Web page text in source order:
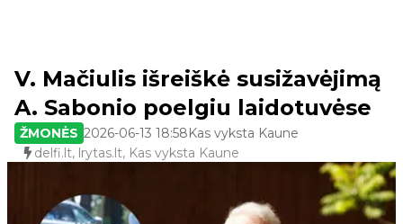
V. Mačiulis išreiškė susižavėjimą
A. Sabonio poelgiu laidotuvėse
ŽMONĖS 2026-06-13 18:58Kas vyksta Kaune
delfi.lt, lrytas.lt, Kas vyksta Kaune